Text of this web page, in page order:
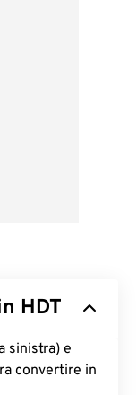
HDT
sinistra) e
convertire in